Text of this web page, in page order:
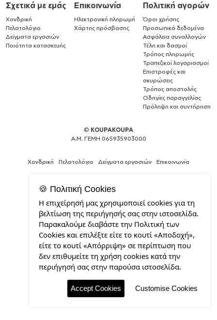
Σχετικά με εμάς
Χονδρική
Πελατολόγιο
Δείγματα εργασιών
Ποιότητα κατασκευής
Επικοινωνία
Ηλεκτρονική πληρωμή
Χάρτης πρόσβασης
Πολιτική αγορών
Όροι χρήσης
Προσωπικά δεδομένα
Ασφάλεια συναλλαγών
Τέλη και δασμοί
Τρόπος πληρωμής
Τραπεζικοί λογαριασμοί
Επιστροφές και
ακυρώσεις
Τρόπος αποστολής
Οδηγίες παραγγελίας
Πρόληψη και συντήρηση
© KOUPAKOUPA
Α.Μ. ΓΕΜΗ 065935903000
Χονδρική Πελατολόγιο Δείγματα εργασιών Επικοινωνία
Expert
Web
Development
Services
από
την
CDL.gr
🍪 Πολιτική Cookies
Η επιχείρησή μας χρησιμοποιεί cookies για τη
βελτίωση της περιήγησής σας στην ιστοσελίδα.
Παρακαλούμε διαβάστε την Πολιτική των
Cookies και επιλέξτε είτε το κουτί «Αποδοχή»,
είτε το κουτί «Απόρριψη» σε περίπτωση που
δεν επιθυμείτε τη χρήση cookies κατά την
περιήγησή σας στην παρούσα ιστοσελίδα.
Accept Cookies Customise Cookies